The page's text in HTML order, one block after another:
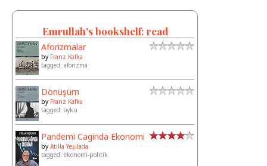
Emrullah's bookshelf: read
Aforizmalar
by Franz Kafka
tagged: aforizma
Dönüşüm
by Franz Kafka
tagged: öykü
Pandemi Caginda Ekonomi
by Atilla Yeşilada
tagged: ekonomi-politik